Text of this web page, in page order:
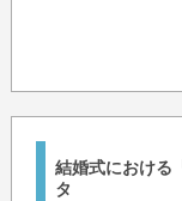
結婚式における
タ